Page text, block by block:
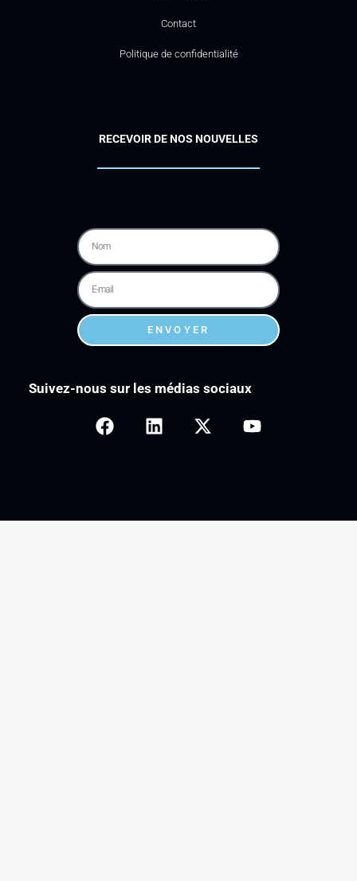
Contact
Politique de confidentialité
RECEVOIR DE NOS NOUVELLES
ENVOYER
Suivez-nous sur les médias sociaux